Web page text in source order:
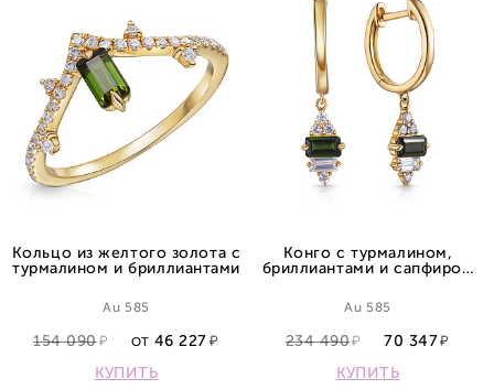
Кольцо из желтого золота с
турмалином и бриллиантами
Au 585
154 090 ОТ 46 227
КУПИТЬ
Конго с турмалином,
бриллиантами и сапфиром
Au 585
234 490
70 347
КУПИТЬ